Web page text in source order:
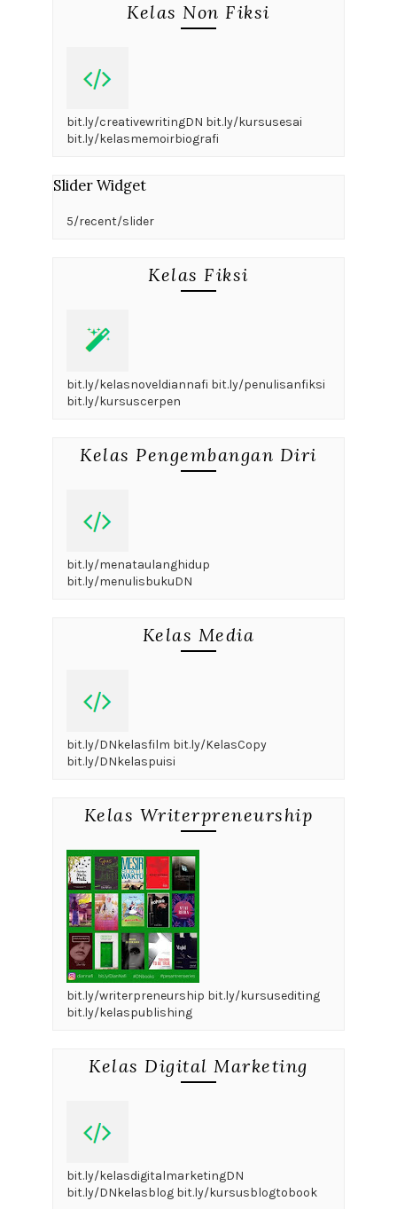
Kelas Non Fiksi
bit.ly/creativewritingDN bit.ly/kursusesai
bit.ly/kelasmemoirbiografi
Slider Widget
5/recent/slider
Kelas Fiksi
bit.ly/kelasnoveldiannafi bit.ly/penulisanfiksi
bit.ly/kursuscerpen
Kelas Pengembangan Diri
bit.ly/menataulanghidup
bit.ly/menulisbukuDN
Kelas Media
bit.ly/DNkelasfilm bit.ly/KelasCopy
bit.ly/DNkelaspuisi
Kelas Writerpreneurship
bit.ly/writerpreneurship bit.ly/kursusediting
bit.ly/kelaspublishing
Kelas Digital Marketing
bit.ly/kelasdigitalmarketingDN
bit.ly/DNkelasblog bit.ly/kursusblogtobook